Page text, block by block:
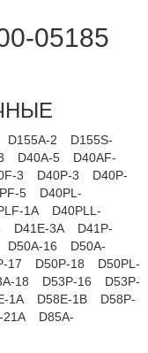
05185
D155A-2
D155S-
D40A-5
D40AF-
3 D40P-3
D40P-
5
D40PL-
1A
D40PLL-
D41E-3A
D41P-
D50A-16
D50A-
17 D50P-18
D50PL-
18 D53P-16
D53P-
1A D58E-1B
D58P-
21A
D85A-